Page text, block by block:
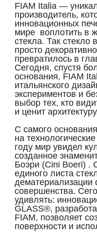
FIAM Italia —
производитель,
инновационных
мире воплотить в
стекла. Так стекло
просто
превратилось в
Сегодня, спустя
основания, FIAM
итальянского
экспериментов и
выбор тех, кто
и ценит
С самого
на
году мир увидел
созданное
Боэри (Cini Boeri) .
единого листа
совершенства.
удивлять:
GLASS®,
FIAM, позволяет
поверхности и